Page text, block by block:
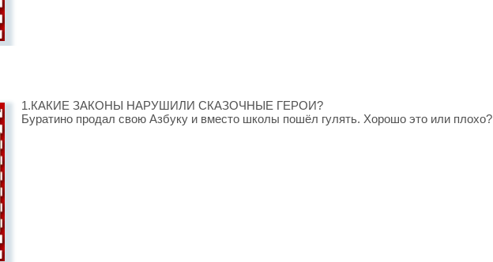
1.КАКИЕ ЗАКОНЫ НАРУШИЛИ СКАЗОЧНЫЕ ГЕРОИ?
Буратино продал свою Азбуку и вместо школы пошёл гулять. Хорошо это или плохо?